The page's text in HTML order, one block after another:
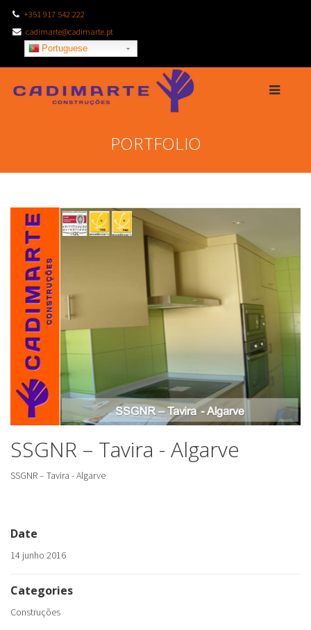
+351 917 542 222
cadimarte@cadimarte.pt
Portuguese
PORTFOLIO
SSGNR – Tavira - Algarve
SSGNR – Tavira - Algarve
Date
14 junho 2016
Categories
Construções